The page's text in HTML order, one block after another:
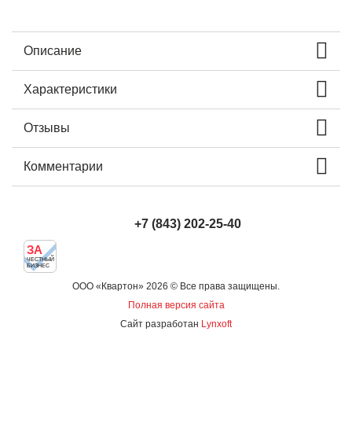
Описание
Характеристики
Отзывы
Комментарии
+7 (843) 202-25-40
ЗА
ЧЕСТНЫЙ
БИЗНЕС
ООО «Квартон» 2026 © Все права защищены.
Полная версия сайта
Сайт разработан Lynxoft